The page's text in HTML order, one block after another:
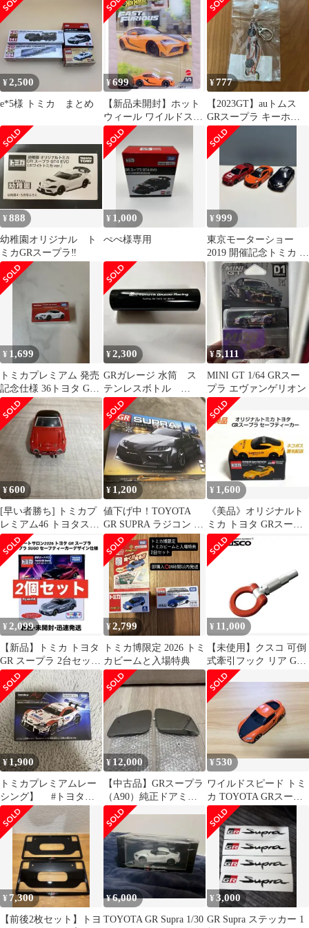
ト
ミニカー
¥2,500
e*5様 トミカ まとめ
¥699
【新品未開封】ホット
ウィール ワイルドスピ
ード トヨタ GRスープ
ラ ミニカー
¥777
【2023GT】auトムス
GRスープラ キーホル
ダー
¥888
幼稚園オリジナル ト
ミカGRスープラ‼️
¥ 1,000
ぺぺ様専用
¥999
東京モーターショー
2019 開催記念トミカ 3
台セット OPEN
FUTURE
¥ 1,699
トミカプレミアム 発売
記念仕様 36トヨタ GR
スープラ
¥2,300
GRガレージ 水筒 ス
テンレスボトル
GAZOO Racing
¥5,111
MINI GT 1/64 GRスー
プラ エヴァンゲリオン
¥600
[早い者勝ち] トミカプ
レミアム46 トヨタスポ
ーツ800
¥ 1,200
値下げ中！TOYOTA
GR SUPRA ラジコン 本
体 27MHz BLACK
¥ 1,600
《美品》オリジナルト
ミカ トヨタ GRスープ
ラ セーフパンティーカ
ー
¥ 2,099
【新品】トミカ トヨタ
GR スープラ 2台セット
東京オートサロン トイ
ザらス
¥2,799
トミカ博限定 2026 トミ
カビームと入場特典
¥ 11,000
【未使用】クスコ 可倒
式牽引フック リア GR
スープラ 1C2-017-R
¥1,900
トミカプレミアムレー
シング】 #トヨタ
#GRスープラ
¥ 12,000
【中古品】GRスープラ
（A90）純正ドアミラ
ーレンズ 左右セット
¥530
ワイルドスピード トミ
カ TOYOTA GRスープ
ラ
¥ 7,300
【前後2枚セット】トヨ
¥6,000
TOYOTA GR Supra 1/30
¥3,000
GR Supra ステッカー 1